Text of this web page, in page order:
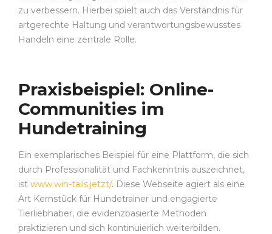
zu verbessern. Hierbei spielt auch das Verständnis für
artgerechte Haltung und verantwortungsbewusstes
Handeln eine zentrale Rolle.
Praxisbeispiel: Online-
Communities im
Hundetraining
Ein exemplarisches Beispiel für eine Plattform, die sich
durch Professionalität und Fachkenntnis auszeichnet,
ist www.win-tails.jetzt/. Diese Webseite agiert als eine
Art Kernstück für Hundetrainer und engagierte
Tierliebhaber, die evidenzbasierte Methoden
praktizieren und sich kontinuierlich weiterbilden.